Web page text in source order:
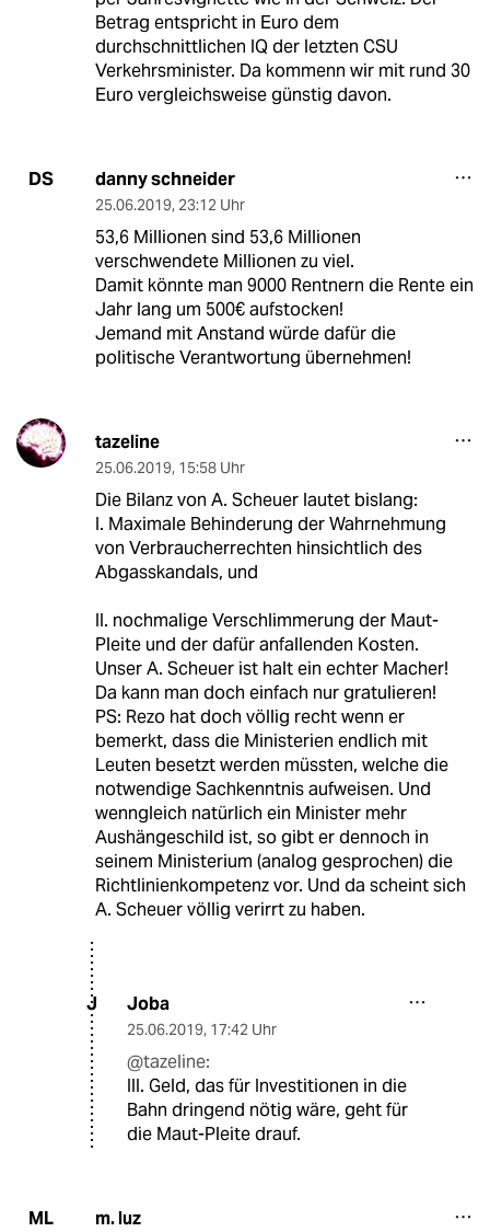
Betrag entspricht in Euro dem
durchschnittlichen IQ der letzten CSU
Verkehrsminister. Da kommenn wir mit rund 30
Euro vergleichsweise günstig davon.
DS danny schneider
25.06.2019, 23:12 Uhr
53,6 Millionen sind 53,6 Millionen
verschwendete Millionen zu viel.
Damit könnte man 9000 Rentnern die Rente ein
Jahr lang um 500€ aufstocken!
Jemand mit Anstand würde dafür die
politische Verantwortung übernehmen!
tazeline
25.06.2019, 15:58 Uhr
Die Bilanz von A. Scheuer lautet bislang:
I. Maximale Behinderung der Wahrnehmung
von Verbraucherrechten hinsichtlich des
Abgasskandals, und
II. nochmalige Verschlimmerung der Maut-
Pleite und der dafür anfallenden Kosten.
Unser A. Scheuer ist halt ein echter Macher!
Da kann man doch einfach nur gratulieren!
PS: Rezo hat doch völlig recht wenn er
bemerkt, dass die Ministerien endlich mit
Leuten besetzt werden müssten, welche die
notwendige Sachkenntnis aufweisen. Und
wenngleich natürlich ein Minister mehr
Aushängeschild ist, so gibt er dennoch in
seinem Ministerium (analog gesprochen) die
Richtlinienkompetenz vor. Und da scheint sich
A. Scheuer völlig verirrt zu haben.
J Joba
25.06.2019, 17:42 Uhr
@tazeline:
III. Geld, das für Investitionen in die
Bahn dringend nötig wäre, geht für
die Maut-Pleite drauf.
ML m. luz